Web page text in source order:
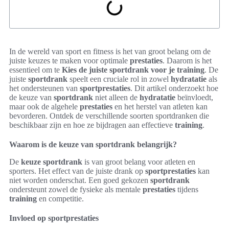
In de wereld van sport en fitness is het van groot belang om de
juiste keuzes te maken voor optimale prestaties. Daarom is het
essentieel om te Kies de juiste sportdrank voor je training. De
juiste sportdrank speelt een cruciale rol in zowel hydratatie als
het ondersteunen van sportprestaties. Dit artikel onderzoekt hoe
de keuze van sportdrank niet alleen de hydratatie beïnvloedt,
maar ook de algehele prestaties en het herstel van atleten kan
bevorderen. Ontdek de verschillende soorten sportdranken die
beschikbaar zijn en hoe ze bijdragen aan effectieve training.
Waarom is de keuze van sportdrank belangrijk?
De keuze sportdrank is van groot belang voor atleten en
sporters. Het effect van de juiste drank op sportprestaties kan
niet worden onderschat. Een goed gekozen sportdrank
ondersteunt zowel de fysieke als mentale prestaties tijdens
training en competitie.
Invloed op sportprestaties